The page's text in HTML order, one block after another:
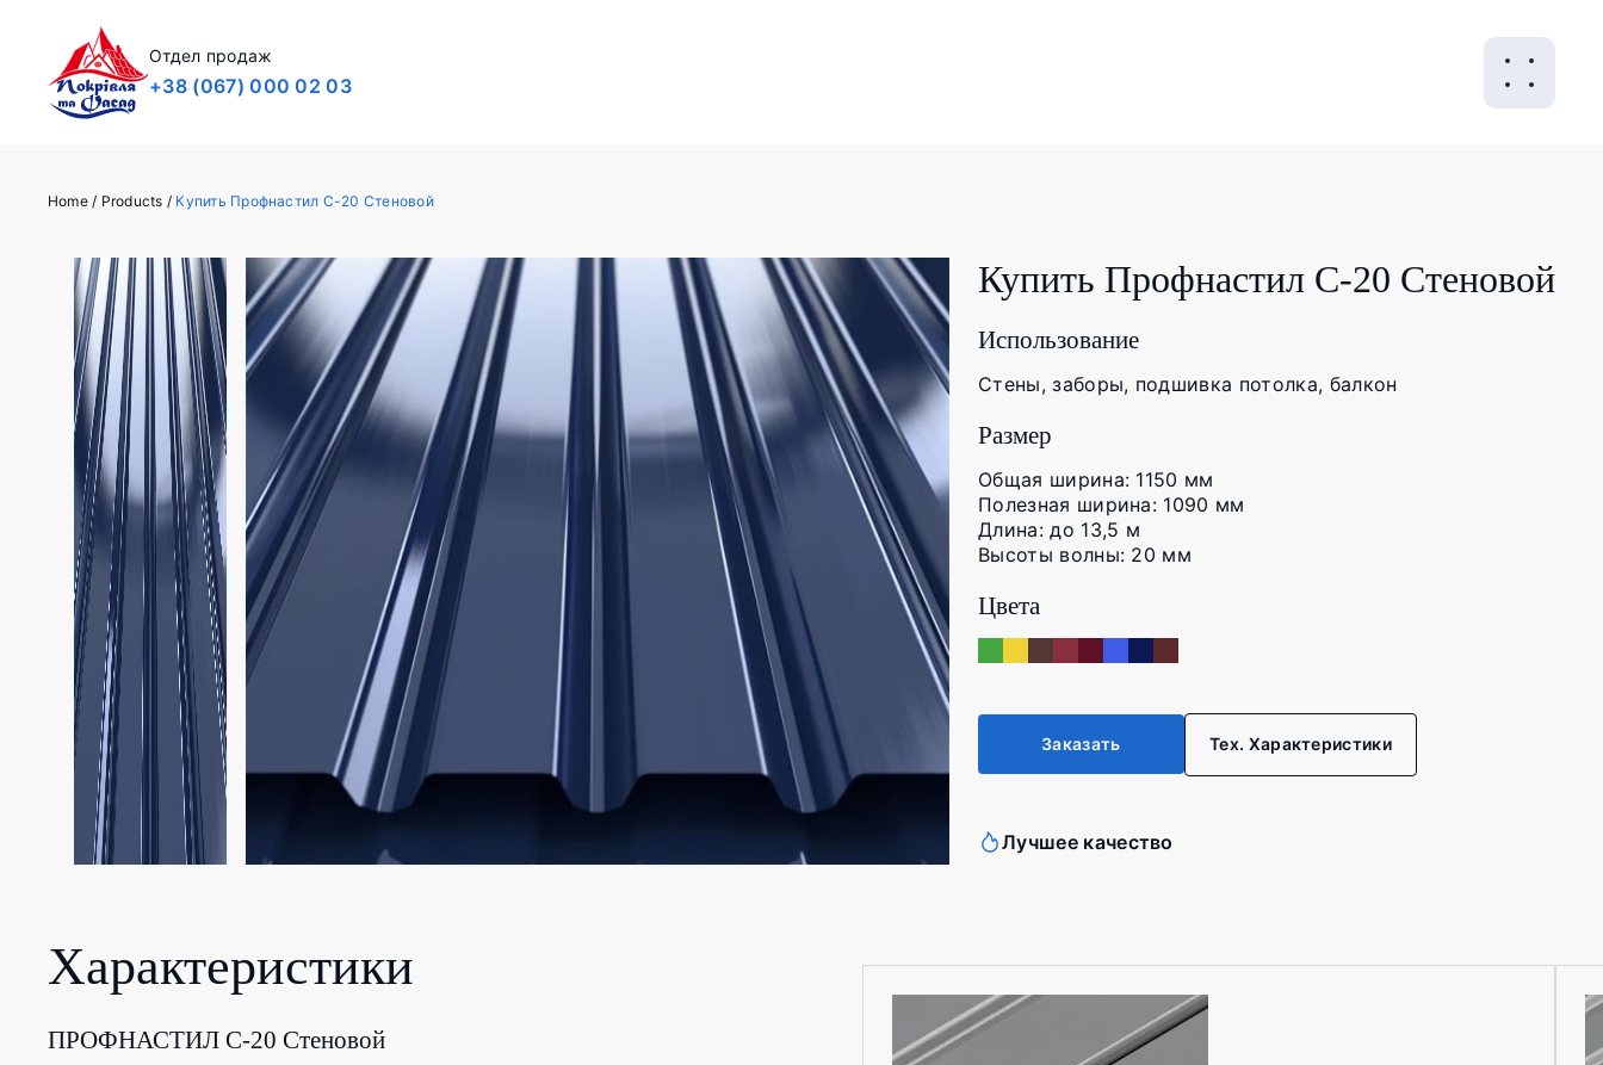
Отдел продаж
+38 (067) 000 02 03
Home/ Products / Купить Профнастил C-20 Стеновой
Купить Профнастил C-20 Стеновой
Использование
Стены, заборы, подшивка потолка, балкон
Размер
Общая ширина: 1150 мм
Полезная ширина: 1090 мм
Длина: до 13,5 м
Высоты волны: 20 мм
Цвета
Заказать Тех. Характеристики
Лучшее качество
Характеристики
ПРОФНАСТИЛ C-20 Стеновой